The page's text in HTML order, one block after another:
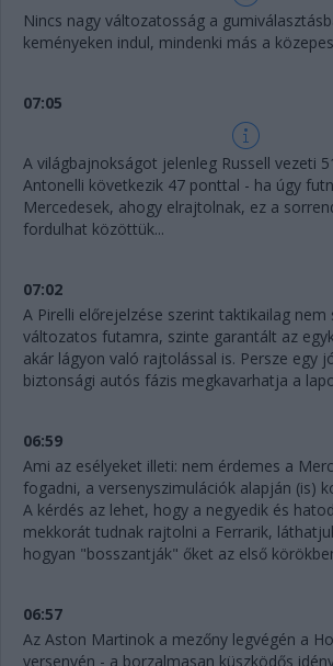
Nincs nagy változatosság a
keményeken indul, mindenki más a
07:05
A világbajnokságot jelenleg Russell vezeti
Antonelli következik 47 ponttal - ha úgy
Mercedesek, ahogy elrajtolnak, ez a
fordulhat közöttük...
07:02
A Pirelli előrejelzése szerint taktikailag
változatos futamra, szinte garantált az
akár lágyon való rajtolással is. Persze egy
biztonsági autós fázis megkavarhatja a
06:59
Ami az esélyeket illeti: nem érdemes a
fogadni, a versenyszimulációk alapján (is)
A kérdés az lehet, hogy a negyedik és
mekkorát tudnak rajtolni a Ferrarik,
hogyan "bosszantják" őket az első
06:57
Az Aston Martinok a mezőny legvégén a
versenyén - a borzalmasan küszködős